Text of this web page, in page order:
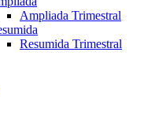
Ampliada Trimestral
Resumida Trimestral